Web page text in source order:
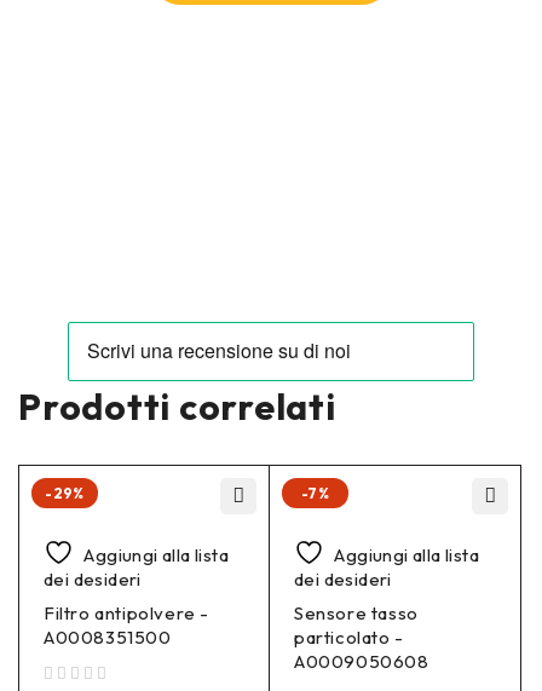
Prodotti correlati
-29%
Aggiungi alla lista
dei desideri
Filtro antipolvere -
A0008351500
-7%
Aggiungi alla lista
dei desideri
Sensore tasso
particolato -
A0009050608